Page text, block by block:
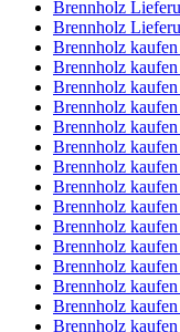
Brennholz
Brennholz
Brennholz
Brennholz
Brennholz
Brennholz
Brennholz
Brennholz
Brennholz
Brennholz
Brennholz
Brennholz
Brennholz
Brennholz
Brennholz
Brennholz
Brennholz